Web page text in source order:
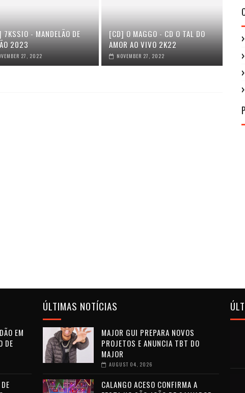
- MANDELÃO DE
2023
27, 2022
[CD] O MAGGO - CD O TAL DO
AMOR AO VIVO 2K22
NOVEMBER 27, 2022
EM
DE
ÚLTIMAS NOTÍCIAS
MAJOR GUI PREPARA NOVOS
PROJETOS E ANUNCIA TBT DO
MAJOR
AUGUST 04, 2026
CALANGO ACESO CONFIRMA A